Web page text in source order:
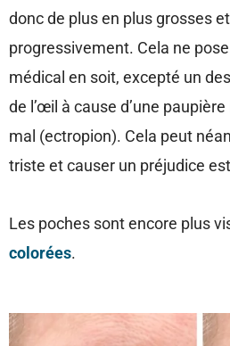
donc de plus en plus grosses
progressivement. Cela ne
médical en soit, excepté un
de l’œil à cause d’une
mal (ectropion). Cela peut
triste et causer un préjudice
Les poches sont encore plus
colorées.